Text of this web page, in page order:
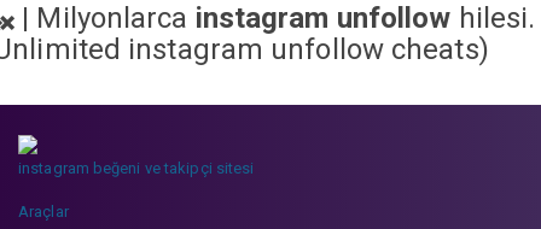
| Milyonlarca instagram unfollow hilesi.
instagram unfollow cheats)
instagram beğeni ve takipçi sitesi
Araçlar